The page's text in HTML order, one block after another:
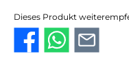
Dieses Produkt